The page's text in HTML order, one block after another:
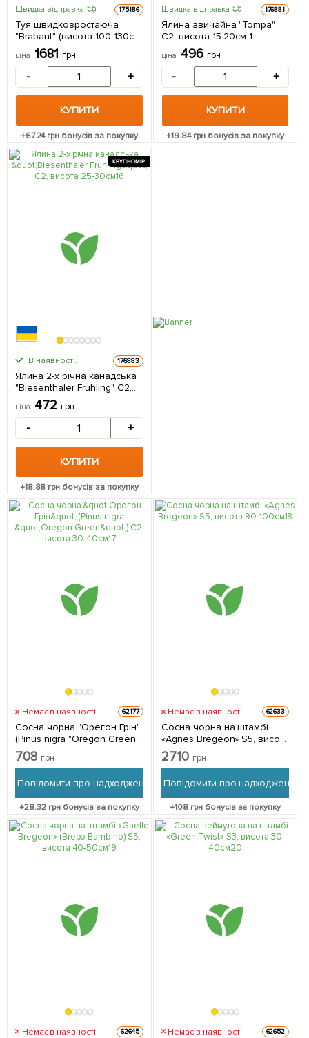
Швидка відправка 175186
Туя швидкозростаюча
"Brabant" (висота 100-130см)
1 саджанець в упаковці
ціна 1681 грн
- +
КУПИТИ
+67.24грн бонусів за покупку
Швидка відправка 176881
Ялина звичайна "Tompa"
C2, висота 15-20см 1
саджанець в упаковці
ціна 496 грн
- +
КУПИТИ
+19.84грн бонусів за покупку
КРУПНОМІР
В наявності. 176883
Ялина 2-х річна канадська
"Biesenthaler Fruhling" С2,
висота 25-30см 1
саджанець в упаковці
ціна 472 грн
- +
КУПИТИ
+18.88 грн бонусів за покупку
Немає в наявності 62177
Сосна чорна "Орегон Грін"
(Pinus nigra "Oregon Green")
C2, висота 30-40см 1
саджанець в упаковці
708 грн
Повідомити про надходження
+28.32грн бонусів за покупку
Немає в наявності 62633
Сосна чорна на штамбі
«Agnes Bregeon» S5, висота
90-100см 1 саджанець в
упаковці
2710 грн
Повідомити про надходження
+108грн бонусів за покупку
Немає в наявності 62645 Немає в наявності 62652